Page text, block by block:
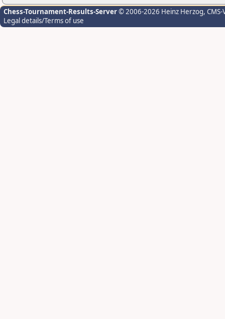
Chess-Tournament-Results-Server© 2006-2026 Heinz Herzog,
Legal details/Terms of use